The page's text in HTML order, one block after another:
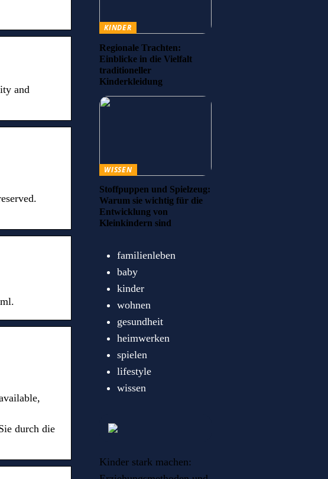
and
durch die
KINDER
Regionale Trachten:
Einblicke in die Vielfalt
traditioneller
Kinderkleidung
WISSEN
Stoffpuppen und Spielzeug:
Warum sie wichtig für die
Entwicklung von
Kleinkindern sind
familienleben
baby
kinder
wohnen
gesundheit
heimwerken
spielen
lifestyle
wissen
Kinder stark machen: